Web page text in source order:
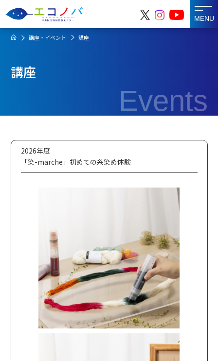
MENU
講座・イベント 講座
講座
Events
2026年度
「染-marche」初めての糸染め体験